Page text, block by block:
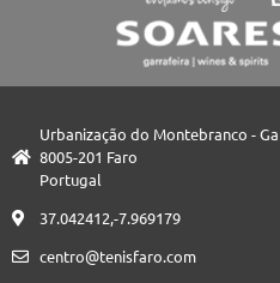
Urbanização do Montebranco -
8005-201 Faro
Portugal
37.042412,-7.969179
centro@tenisfaro.com